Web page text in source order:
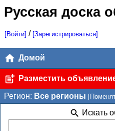
Русская доска
[Войти] / [Зарегистрироваться]
Домой
Разместить
Регион: Все регионы
Искать